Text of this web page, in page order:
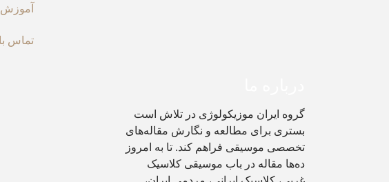
تماس
گروه ایران موزیکولوژی در تلاش است
بستری برای مطالعه و نگارش مقاله‌های
تخصصی موسیقی فراهم کند. تا به امروز
ده‌ها مقاله در باب موسیقی کلاسیک